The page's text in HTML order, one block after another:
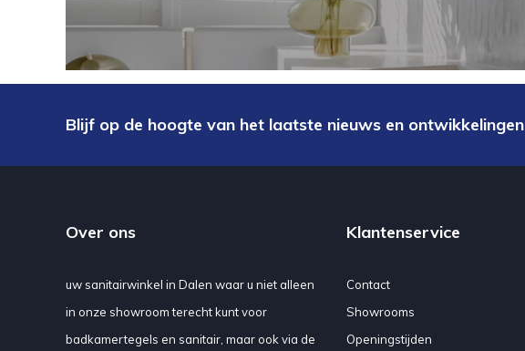
Blijf op de hoogte van het laatste nieuws en ontwikkelingen
Over ons
uw sanitairwinkel in Dalen waar u niet alleen
in onze showroom terecht kunt voor
badkamertegels en sanitair, maar ook via de
Klantenservice
Contact
Showrooms
Openingstijden